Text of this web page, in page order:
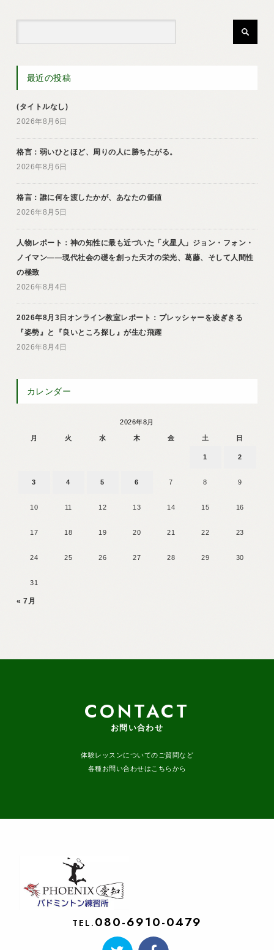
最近の投稿
(タイトルなし)
2026年8月6日
格言：弱いひとほど、周りの人に勝ちたがる。
2026年8月6日
格言：誰に何を渡したかが、あなたの価値
2026年8月5日
人物レポート：神の知性に最も近づいた「火星人」ジョン・フォン・
ノイマン――現代社会の礎を創った天才の栄光、葛藤、そして人間性
の極致
2026年8月4日
2026年8月3日オンライン教室レポート：プレッシャーを凌ぎきる
『姿勢』と『良いところ探し』が生む飛躍
2026年8月4日
カレンダー
2026年8月
月 火 水 木 金 土 日
1 2
3 4 5 6 7 8 9
10 11 12 13 14 15 16
17 18 19 20 21 22 23
24 25 26 27 28 29 30
31
« 7月
CONTACT
お問い合わせ
体験レッスンについてのご質問など
各種お問い合わせはこちらから
TEL. 080-6910-0479